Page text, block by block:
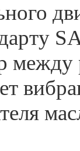
между